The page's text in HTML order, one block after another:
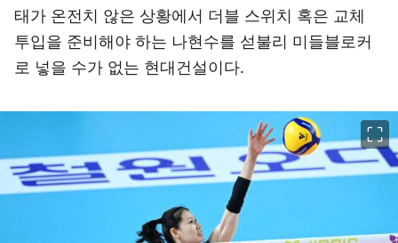
태가 온전치 않은 상황에서 더블 스위치 혹은 교체
투입을 준비해야 하는 나현수를 섣불리 미들블로커
로 넣을 수가 없는 현대건설이다.